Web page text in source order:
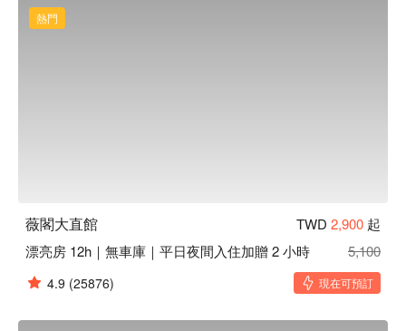
熱門
薇閣大直館 TWD 2,900 起
漂亮房 12h｜無車庫｜平日夜間入住加贈 2 小時
5,100
4.9 (25876) 現在可預訂